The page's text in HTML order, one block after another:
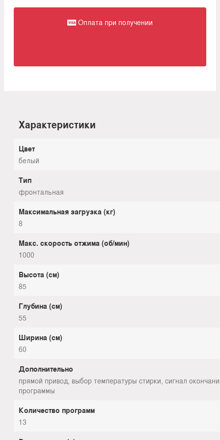
Оплата при получении
Характеристики
Цвет
белый
Тип
фронтальная
Максимальная загрузка (кг)
8
Макс. скорость отжима (об/мин)
1000
Высота (см)
85
Глубина (см)
55
Ширина (см)
60
Дополнительно
прямой привод, выбор температуры стирки, сигнал
программы
Количество программ
13